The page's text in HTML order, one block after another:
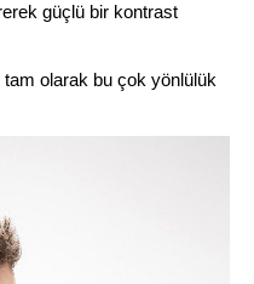
güçlü bir kontrast
olarak bu çok yönlülük